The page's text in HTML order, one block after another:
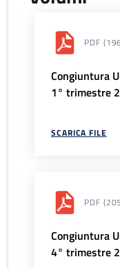
PDF
Congiuntura
1° trimestre
SCARICA FILE
PDF
Congiuntura
4° trimestre